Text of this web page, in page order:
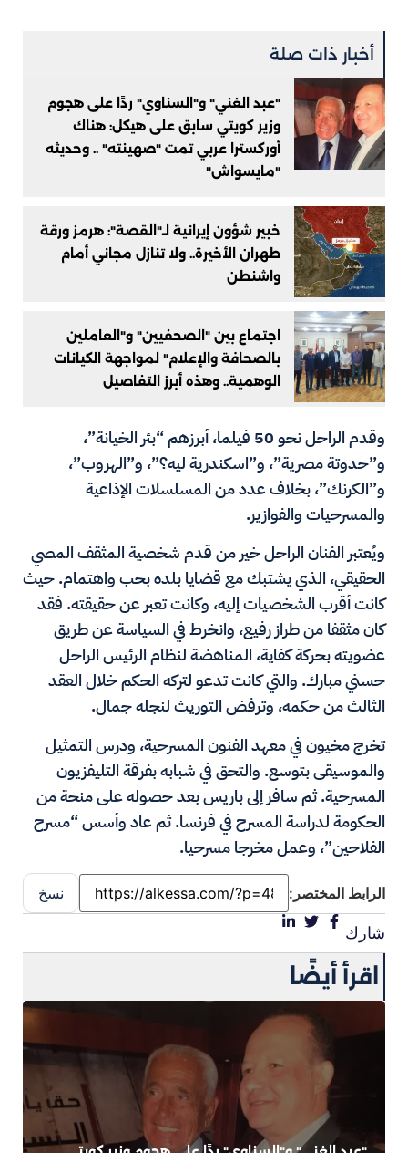
أخبار ذات صلة
"عبد الغني" و"السناوي" ردًا على هجوم
وزير كويتي سابق على هيكل: هناك
أوركسترا عربي تمت "صهينته" .. وحديثه
"مايسواش"
خبير شؤون إيرانية لـ"القصة": هرمز ورقة
طهران الأخيرة.. ولا تنازل مجاني أمام
واشنطن
اجتماع بين "الصحفيين" و"العاملين
بالصحافة والإعلام" لمواجهة الكيانات
الوهمية.. وهذه أبرز التفاصيل
وقدم الراحل نحو 50 فيلما، أبرزهم “بئر الخيانة”،
و”حدوتة مصرية”، و”اسكندرية ليه؟”، و”الهروب”،
و”الكرنك”، بخلاف عدد من المسلسلات الإذاعية
والمسرحيات والفوازير.
ويُعتبر الفنان الراحل خير من قدم شخصية المثقف المصي
الحقيقي، الذي يشتبك مع قضايا بلده بحب واهتمام. حيث
كانت أقرب الشخصيات إليه، وكانت تعبر عن حقيقته. فقد
كان مثقفا من طراز رفيع، وانخرط في السياسة عن طريق
عضويته بحركة كفاية، المناهضة لنظام الرئيس الراحل
حسني مبارك. والتي كانت تدعو لتركه الحكم خلال العقد
الثالث من حكمه، وترفض التوريث لنجله جمال.
تخرج مخيون في معهد الفنون المسرحية، ودرس التمثيل
والموسيقى بتوسع. والتحق في شبابه بفرقة التليفزيون
المسرحية. ثم سافر إلى باريس بعد حصوله على منحة من
الحكومة لدراسة المسرح في فرنسا. ثم عاد وأسس “مسرح
الفلاحين”، وعمل مخرجا مسرحيا.
الرابط المختصر: نسخ
شارك
اقرأ أيضًا